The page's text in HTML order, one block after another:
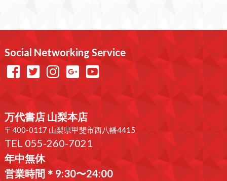
Social Networking Service
万代書店 山梨本店
〒400-0117 山梨県甲斐市西八幡4415
TEL 055-260-7021
年中無休
営業時間＊9:30〜24:00